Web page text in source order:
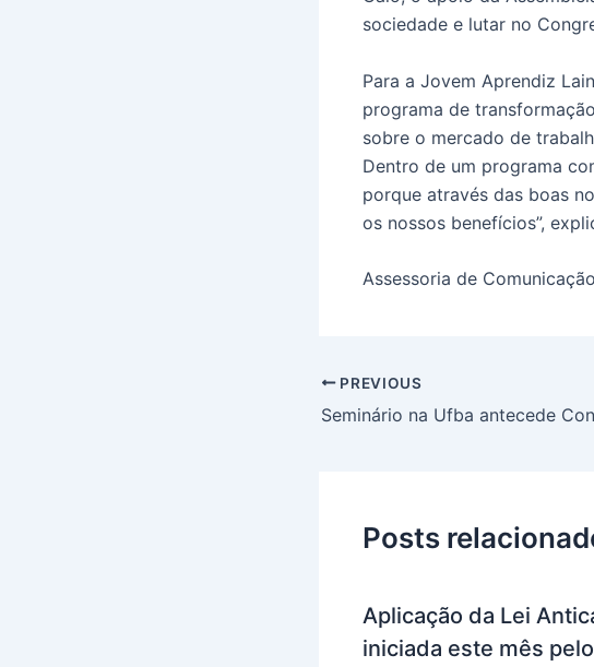
sociedade e lutar no
Para a Jovem Aprendiz
programa de
sobre o mercado de
Dentro de um programa
porque através das boas
os nossos benefícios”,
Assessoria de
PREVIOUS
Posts
Aplicação da Lei
iniciada este mês